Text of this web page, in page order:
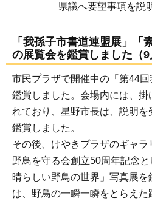
県議へ要望事項を説
「我孫子市書道連盟展」「
の展覧会を鑑賞しました（9
市民プラザで開催中の「第44
鑑賞しました。会場内には、掛
れており、星野市長は、説明を
鑑賞しました。
その後、けやきプラザのギャ
野鳥を守る会創立50周年記念
晴らしい野鳥の世界」写真展
は、野鳥の一瞬一瞬をとらえ